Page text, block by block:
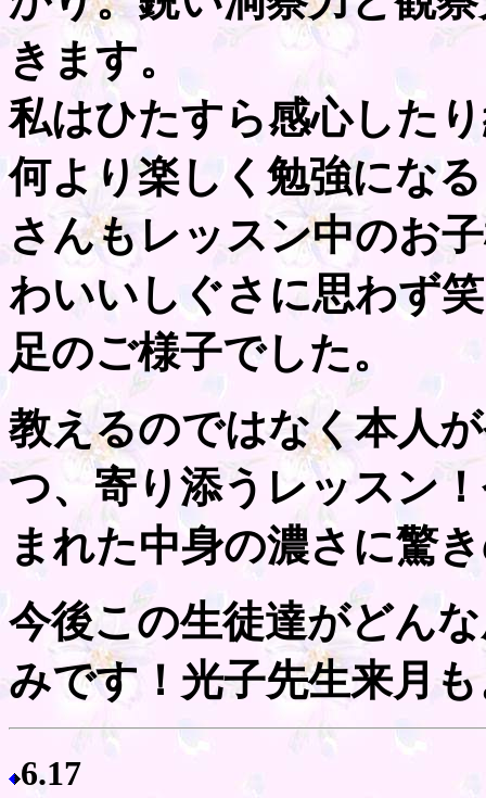
きます。
私はひたすら感心した
何より楽しく勉強にな
さんもレッスン中のお
わいいしぐさに思わず
足のご様子でした。
教えるのではなく本人
つ、寄り添うレッスン
まれた中身の濃さに驚
今後この生徒達がどん
みです！光子先生来月
6.17